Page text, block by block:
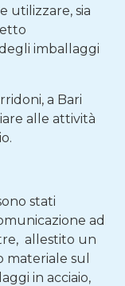
utilizzare, sia
imballaggi
a Bari
alle attività
stati
ad
allestito un
sul
in acciaio,